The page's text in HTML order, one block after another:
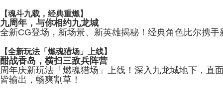
【魂斗九载，经典重燃】
九周年，与你相约九龙城
全新CG登场，新场景、新英雄揭秘！经典角色比尔携
【全新玩法「燃魂猎场」上线】
酣战香岛，横扫三敌兵阵营
周年庆新玩法「燃魂猎场」上线！深入九龙城地下，直
皆输出，畅爽割草！